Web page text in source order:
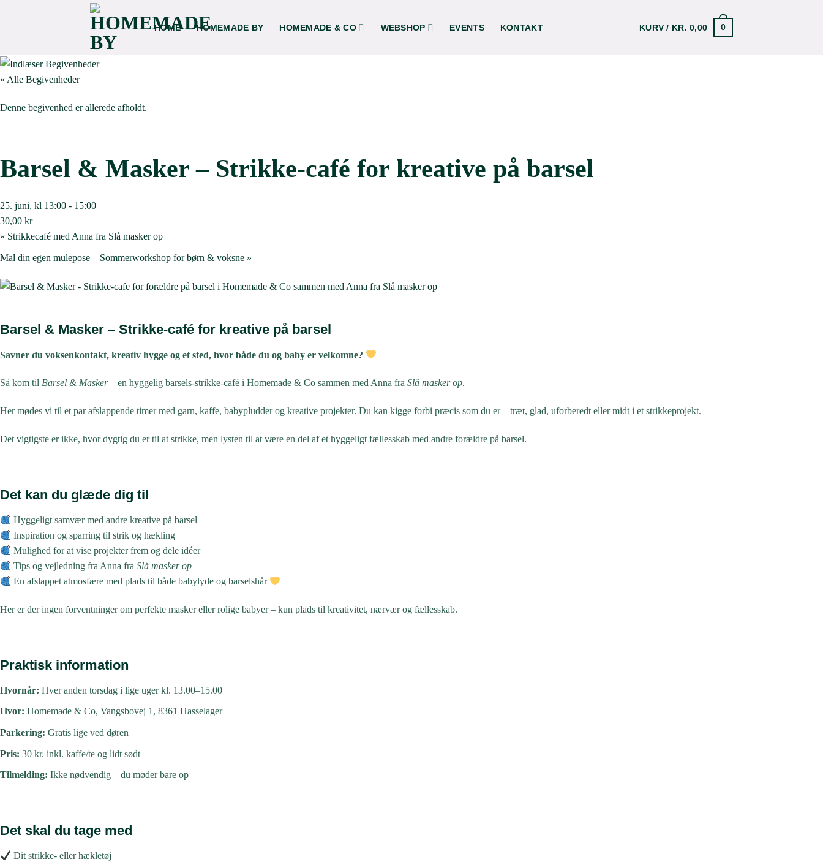
HOME HOMEMADE BY HOMEMADE & CO WEBSHOP EVENTS KONTAKT KURV / KR. 0,00 0
« Alle Begivenheder
Denne begivenhed er allerede afholdt.
Barsel & Masker – Strikke-café for kreative på barsel
25. juni, kl 13:00 - 15:00
30,00 kr
« Strikkecafé med Anna fra Slå masker op
Mal din egen mulepose – Sommerworkshop for børn & voksne »
Barsel & Masker – Strikke-café for kreative på barsel
Savner du voksenkontakt, kreativ hygge og et sted, hvor både du og baby er velkomne?
Så kom til Barsel & Masker– en hyggelig barsels-strikke-café i Homemade & Co sammen med Anna fra Slå masker op.
Her mødes vi til et par afslappende timer med garn, kaffe, babypludder og kreative projekter. Du kan kigge forbi præcis som du er – træt, glad, uforberedt eller midt i et strikkeprojekt.
Det vigtigste er ikke, hvor dygtig du er til at strikke, men lysten til at være en del af et hyggeligt fællesskab med andre forældre på barsel.
Det kan du glæde dig til
Hyggeligt samvær med andre kreative på barsel
Inspiration og sparring til strik og hækling
Mulighed for at vise projekter frem og dele idéer
Tips og vejledning fra Anna fraSlå masker op
En afslappet atmosfære med plads til både babylyde og barselshår
Her er der ingen forventninger om perfekte masker eller rolige babyer – kun plads til kreativitet, nærvær og fællesskab.
Praktisk information
Hvornår: Hver anden torsdag i lige uger kl. 13.00–15.00
Hvor: Homemade & Co, Vangsbovej 1, 8361 Hasselager
Parkering: Gratis lige ved døren
Pris: 30 kr. inkl. kaffe/te og lidt sødt
Tilmelding: Ikke nødvendig – du møder bare op
Det skal du tage med
Dit strikke- eller hækletøj